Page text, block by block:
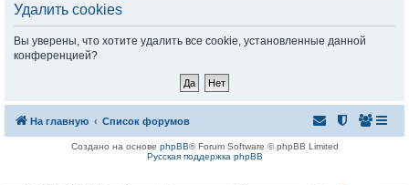
Удалить cookies
Вы уверены, что хотите удалить все cookie, установленные данной
конференцией?
На главную Список форумов
Создано на основе phpBB® Forum Software © phpBB Limited
Русская поддержка phpBB